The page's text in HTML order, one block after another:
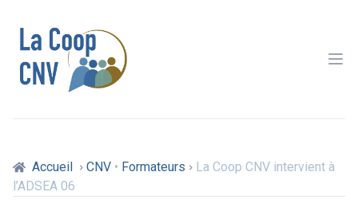
Accueil CNV • Formateurs
La Coop CNV intervient à
l’ADSEA 06